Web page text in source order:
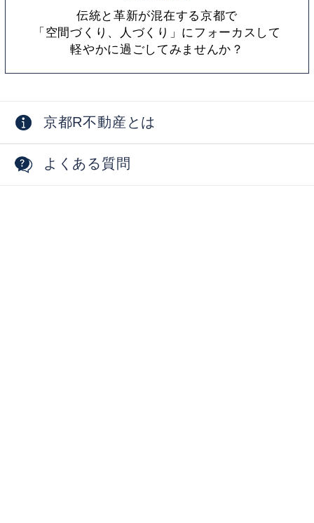
伝統と革新が混在する京都で
「空間づくり、人づくり」にフォーカスして
軽やかに過ごしてみませんか？
京都R不動産とは
よくある質問